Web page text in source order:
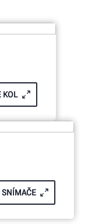
KOL
SNÍMAČE